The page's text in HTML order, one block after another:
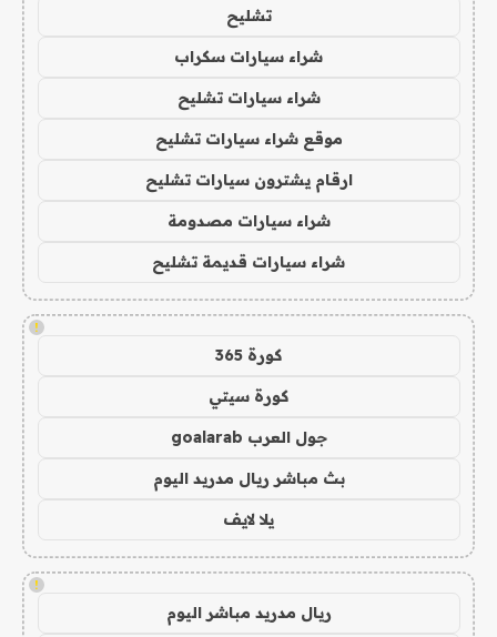
تشليح
شراء سيارات سكراب
شراء سيارات تشليح
موقع شراء سيارات تشليح
ارقام يشترون سيارات تشليح
شراء سيارات مصدومة
شراء سيارات قديمة تشليح
!
كورة 365
كورة سيتي
جول العرب goalarab
بث مباشر ريال مدريد اليوم
يلا لايف
!
ريال مدريد مباشر اليوم